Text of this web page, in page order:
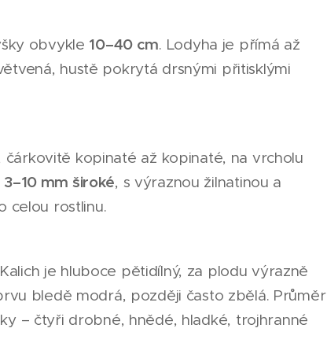
obvykle 10–40 cm. Lodyha je přímá až
hustě pokrytá drsnými přitisklými
čárkovitě kopinaté až kopinaté, na vrcholu
mm široké, s výraznou žilnatinou a
celou rostlinu.
je hluboce pětidílný, za plodu výrazně
bledě modrá, později často zbělá. Průměr
– čtyři drobné, hnědé, hladké, trojhranné